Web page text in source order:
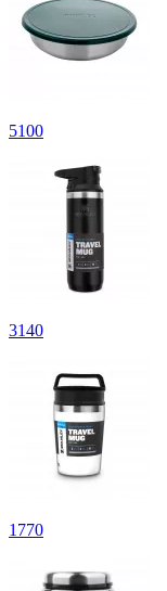
5100
3140
1 770